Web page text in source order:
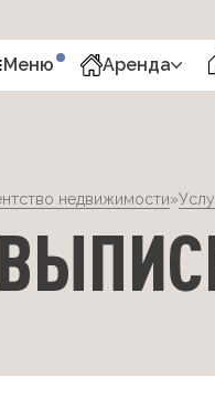
Меню Аренда
недвижимости»